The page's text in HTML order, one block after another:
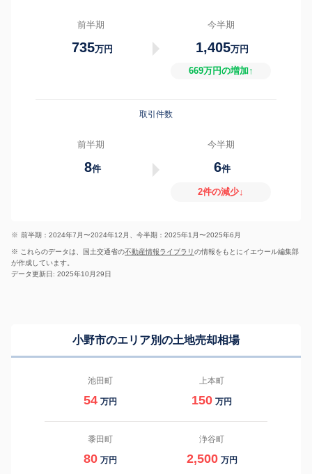
前半期
735万円
今半期
1,405万円
669万円の増加↑
取引件数
前半期
8件
今半期
6件
2件の減少↓
※ 前半期：2024年7月〜2024年12月、今半期：2025年1月〜2025年6月
※ これらのデータは、国土交通省の不動産情報ライブラリの情報をもとにイエウール編集部
が作成しています。
データ更新日: 2025年10月29日
小野市のエリア別の土地売却相場
池田町
54 万円
上本町
150 万円
黍田町
80 万円
浄谷町
2,500 万円